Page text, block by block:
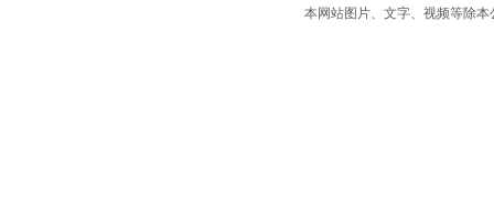
本网站图片、文字、视频等除